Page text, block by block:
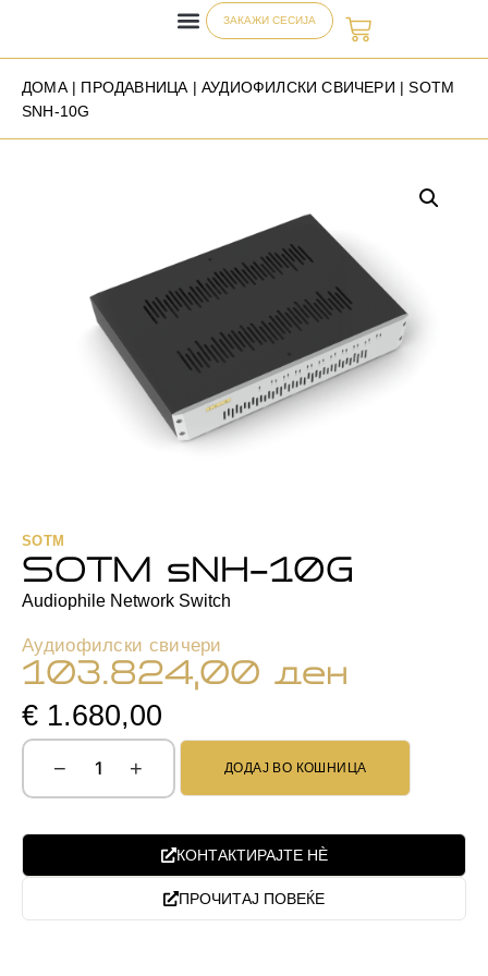
ЗАКАЖИ СЕСИЈА
ДОМА| ПРОДАВНИЦА |АУДИОФИЛСКИ СВИЧЕРИ | SOTM
SNH-10G
SOTM
SOTM sNH-10G
Audiophile Network Switch
Аудиофилски свичери
103.824,00 ден
€ 1.680,00
− + ДОДАЈ ВО КОШНИЦА
КОНТАКТИРАЈТЕ НЀ
ПРОЧИТАЈ ПОВЕЌЕ